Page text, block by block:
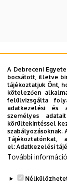
A Debreceni
bocsátott, illetve
tájékoztatjuk Önt,
kötelezően
felülvizsgálta
adatkezelési és
személyes
körültekintéssel
szabályozásoknak.
el: Adatkezelési
További